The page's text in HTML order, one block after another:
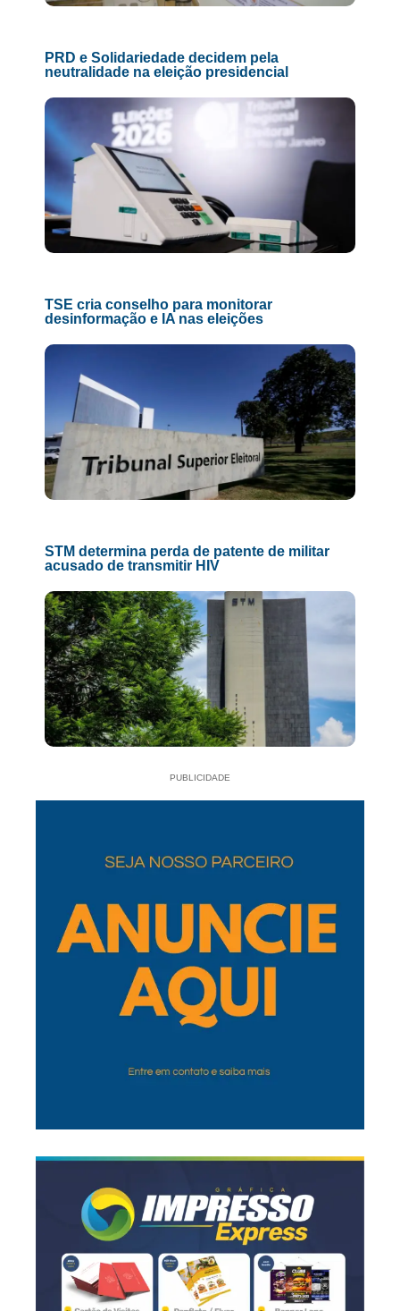
PRD e Solidariedade decidem pela
neutralidade na eleição presidencial
TSE cria conselho para monitorar
desinformação e IA nas eleições
STM determina perda de patente de militar
acusado de transmitir HIV
PUBLICIDADE